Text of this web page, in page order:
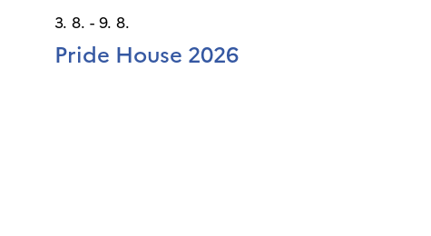
3. 8. - 9. 8.
Pride House 2026